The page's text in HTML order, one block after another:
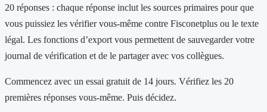
20 réponses : chaque réponse inclut les sources primaires pour que
vous puissiez les vérifier vous-même contre Fisconetplus ou le texte
légal. Les fonctions d’export vous permettent de sauvegarder votre
journal de vérification et de le partager avec vos collègues.
Commencez avec un essai gratuit de 14 jours. Vérifiez les 20
premières réponses vous-même. Puis décidez.